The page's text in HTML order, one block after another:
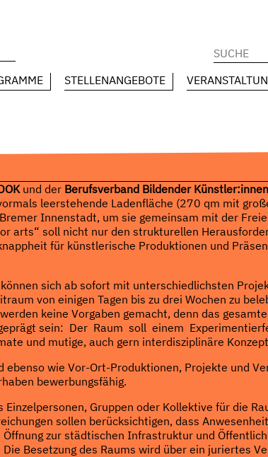
Suchen
nach:
STELLENANGEBOTE
und der Berufsverband Bildender
leerstehende Ladenfläche (270 qm mit
Innenstadt, um sie gemeinsam mit der
arts“ soll nicht nur den strukturellen
für künstlerische Produktionen und
können sich ab sofort mit unterschiedlichsten
von einigen Tagen bis zu drei Wochen zu
keine Vorgaben gemacht, denn das
sein: Der Raum soll einem
und mutige, auch gern interdisziplinäre
wie Vor-Ort-Produktionen, Projekte und
bewerbungsfähig.
Gruppen oder Kollektive für die
sollen berücksichtigen, dass
zur städtischen Infrastruktur und
Besetzung des Raums wird über ein juriertes